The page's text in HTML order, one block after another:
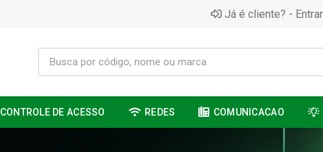
Já é cliente? - Entrar
CONTROLE DE ACESSO REDES COMUNICACAO